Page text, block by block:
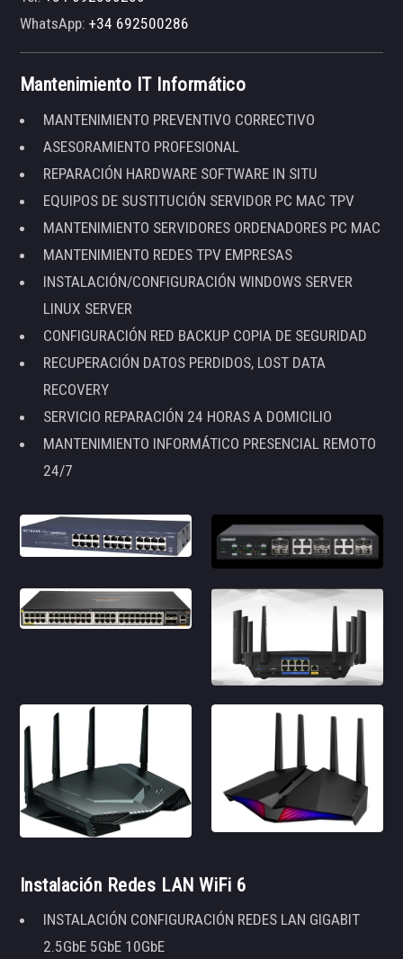
WhatsApp:+34 692500286
Mantenimiento IT Informático
MANTENIMIENTO PREVENTIVO CORRECTIVO
ASESORAMIENTO PROFESIONAL
REPARACIÓN HARDWARE SOFTWARE IN SITU
EQUIPOS DE SUSTITUCIÓN SERVIDOR PC MAC TPV
MANTENIMIENTO SERVIDORES ORDENADORES PC MAC
MANTENIMIENTO REDES TPV EMPRESAS
INSTALACIÓN/CONFIGURACIÓN WINDOWS SERVER
LINUX SERVER
CONFIGURACIÓN RED BACKUP COPIA DE SEGURIDAD
RECUPERACIÓN DATOS PERDIDOS, LOST DATA
RECOVERY
SERVICIO REPARACIÓN 24 HORAS A DOMICILIO
MANTENIMIENTO INFORMÁTICO PRESENCIAL REMOTO
24/7
Instalación Redes LAN WiFi 6
INSTALACIÓN CONFIGURACIÓN REDES LAN GIGABIT
2.5GbE 5GbE 10GbE